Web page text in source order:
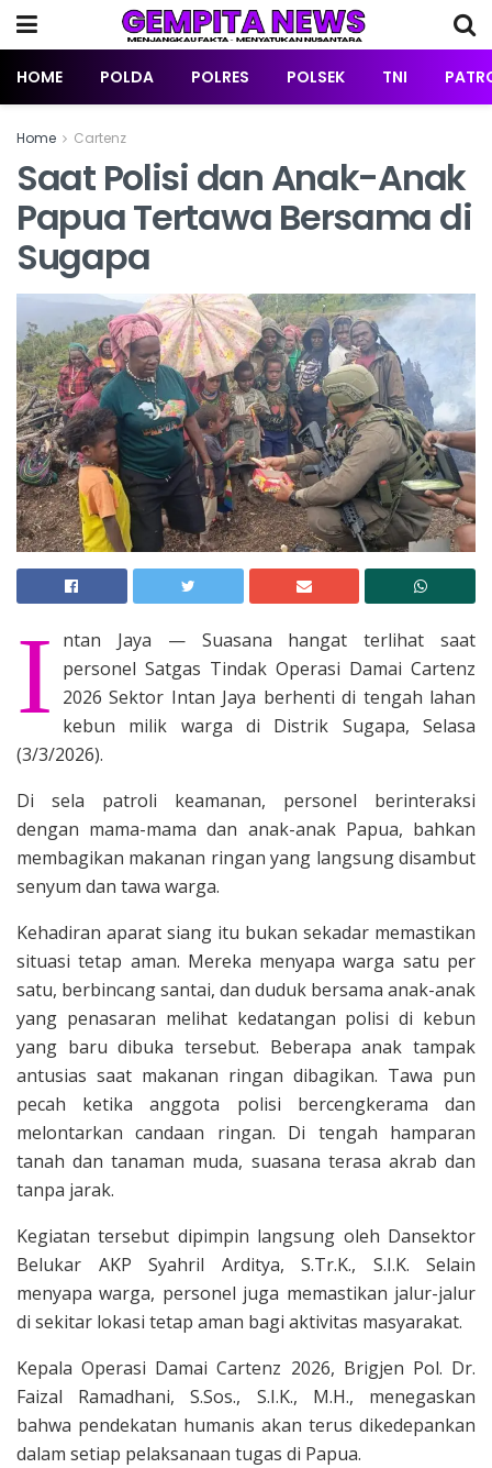
HOME POLDA POLRES POLSEK TNI
Home Cartenz
Saat Polisi dan Anak-Anak
Papua Tertawa Bersama di
Sugapa
I ntan Jaya — Suasana hangat terlihat saat
personel Satgas Tindak Operasi Damai Cartenz
2026 Sektor Intan Jaya berhenti di tengah lahan
kebun milik warga di Distrik Sugapa, Selasa
(3/3/2026).
Di sela patroli keamanan, personel berinteraksi
dengan mama-mama dan anak-anak Papua, bahkan
membagikan makanan ringan yang langsung disambut
senyum dan tawa warga.
Kehadiran aparat siang itu bukan sekadar memastikan
situasi tetap aman. Mereka menyapa warga satu per
satu, berbincang santai, dan duduk bersama anak-anak
yang penasaran melihat kedatangan polisi di kebun
yang baru dibuka tersebut. Beberapa anak tampak
antusias saat makanan ringan dibagikan. Tawa pun
pecah ketika anggota polisi bercengkerama dan
melontarkan candaan ringan. Di tengah hamparan
tanah dan tanaman muda, suasana terasa akrab dan
tanpa jarak.
Kegiatan tersebut dipimpin langsung oleh Dansektor
Belukar AKP Syahril Arditya, S.Tr.K., S.I.K. Selain
menyapa warga, personel juga memastikan jalur-jalur
di sekitar lokasi tetap aman bagi aktivitas masyarakat.
Kepala Operasi Damai Cartenz 2026, Brigjen Pol. Dr.
Faizal Ramadhani, S.Sos., S.I.K., M.H., menegaskan
bahwa pendekatan humanis akan terus dikedepankan
dalam setiap pelaksanaan tugas di Papua.